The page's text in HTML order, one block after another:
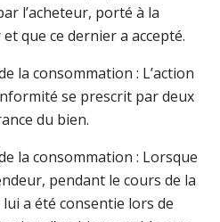
l’acheteur, porté à la
que ce dernier a accepté.
la consommation : L’action
se prescrit par deux
du bien.
la consommation : Lorsque
pendant le cours de la
a été consentie lors de